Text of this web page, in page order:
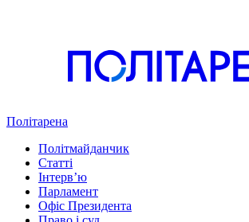
Політарена
Політмайданчик
Статті
Інтервʼю
Парламент
Офіс Президента